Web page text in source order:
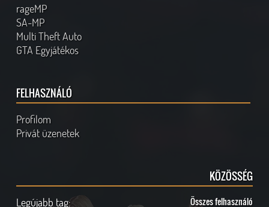
rageMP
SA-MP
Multi Theft Auto
GTA Egyjátékos
FELHASZNÁLÓ
Profilom
Privát üzenetek
KÖZÖSSÉG
Legújabb tag: Összes felhasználó